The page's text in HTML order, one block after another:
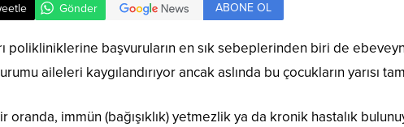
Gönder ABONE OL
polikliniklerine başvuruların en sık sebeplerinden biri de
aileleri kaygılandırıyor ancak aslında bu çocukların yarısı
oranda, immün (bağışıklık) yetmezlik ya da kronik hastalık